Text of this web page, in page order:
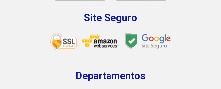
Site Seguro
Departamentos